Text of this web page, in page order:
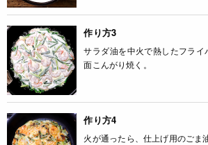
作り方3
サラダ油を中火で熱したフラ
面こんがり焼く。
作り方4
火が通ったら、仕上げ用のごま